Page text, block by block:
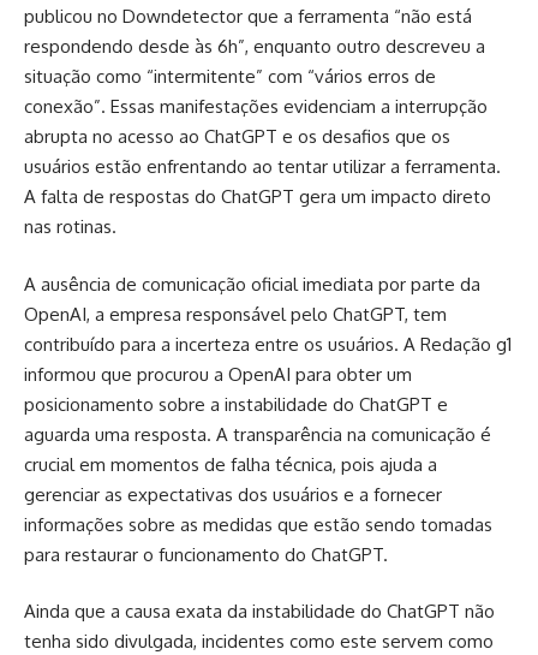
publicou no Downdetector que a ferramenta “não está
respondendo desde às 6h”, enquanto outro descreveu a
situação como “intermitente” com “vários erros de
conexão”. Essas manifestações evidenciam a interrupção
abrupta no acesso ao ChatGPT e os desafios que os
usuários estão enfrentando ao tentar utilizar a ferramenta.
A falta de respostas do ChatGPT gera um impacto direto
nas rotinas.
A ausência de comunicação oficial imediata por parte da
OpenAI, a empresa responsável pelo ChatGPT, tem
contribuído para a incerteza entre os usuários. A Redação g1
informou que procurou a OpenAI para obter um
posicionamento sobre a instabilidade do ChatGPT e
aguarda uma resposta. A transparência na comunicação é
crucial em momentos de falha técnica, pois ajuda a
gerenciar as expectativas dos usuários e a fornecer
informações sobre as medidas que estão sendo tomadas
para restaurar o funcionamento do ChatGPT.
Ainda que a causa exata da instabilidade do ChatGPT não
tenha sido divulgada, incidentes como este servem como